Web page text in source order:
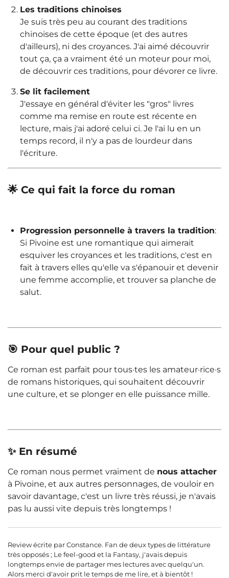
Les traditions chinoises
Je suis très peu au courant des traditions
chinoises de cette époque (et des autres
d'ailleurs), ni des croyances. J'ai aimé découvrir
tout ça, ça a vraiment été un moteur pour moi,
de découvrir ces traditions, pour dévorer ce livre.
Se lit facilement
J'essaye en général d'éviter les "gros" livres
comme ma remise en route est récente en
lecture, mais j'ai adoré celui ci. Je l'ai lu en un
temps record, il n'y a pas de lourdeur dans
l'écriture.
🌟 Ce qui fait la force du roman
Progression personnelle à travers la tradition:
Si Pivoine est une romantique qui aimerait
esquiver les croyances et les traditions, c'est en
fait à travers elles qu'elle va s'épanouir et devenir
une femme accomplie, et trouver sa planche de
salut.
🎯 Pour quel public ?
Ce roman est parfait pour tous·tes les amateur·rice·s
de romans historiques, qui souhaitent découvrir
une culture, et se plonger en elle puissance mille.
✨ En résumé
Ce roman nous permet vraiment de nous attacher
à Pivoine, et aux autres personnages, de vouloir en
savoir davantage, c'est un livre très réussi, je n'avais
pas lu aussi vite depuis très longtemps !
Review écrite par Constance. Fan de deux types de littérature
très opposés ; Le feel-good et la Fantasy, j'avais depuis
longtemps envie de partager mes lectures avec quelqu'un.
Alors merci d'avoir prit le temps de me lire, et à bientôt !